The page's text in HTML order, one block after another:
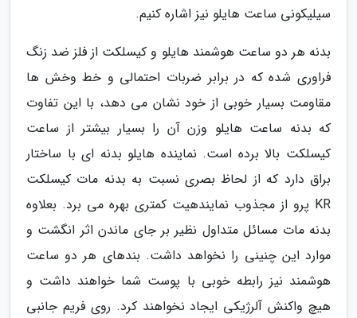
سیلیکونی ساعت هایلو نیز اشاره کنیم.
بدنه هر دو ساعت هوشمند هایلو و کیسلکت از فلز ضد زنگ
فراوری شده که در برابر ضربات احتمالی و خط وخش ها
مقاومت بسیار خوبی از خود نشان می دهد، با این تفاوت
که بدنه ساعت هایلو وزن آن را بسیار بیشتر از ساعت
کیسلکت بالا برده است. نماینده هایلو بدنه ای با ساختار
براق دارد که از لحاظ بصری نسبت به بدنه مات کیسلکت
KR پرو از مجذوب نمایندهیت کمتری بهره می برد. بعلاوه
بدنه مات مسائل متداول نظیر بر جای ماندن اثر انگشت و
موارد این چنینی را نخواهد داشت. بندهای هر دو ساعت
هوشمند نیز رابطه خوبی با پوست شما خواهند داشت و
هیچ واکنش آلرژیکی ایجاد نخواهند کرد. روی فریم جانبی